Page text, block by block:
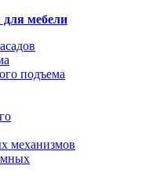
мебели
подъема
механизмов